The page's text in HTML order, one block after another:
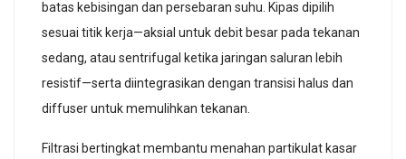
batas kebisingan dan persebaran suhu. Kipas dipilih
sesuai titik kerja—aksial untuk debit besar pada tekanan
sedang, atau sentrifugal ketika jaringan saluran lebih
resistif—serta diintegrasikan dengan transisi halus dan
diffuser untuk memulihkan tekanan.
Filtrasi bertingkat membantu menahan partikulat kasar